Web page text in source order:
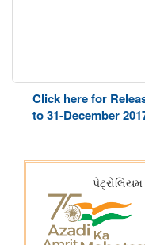
Click here for
to 31-December